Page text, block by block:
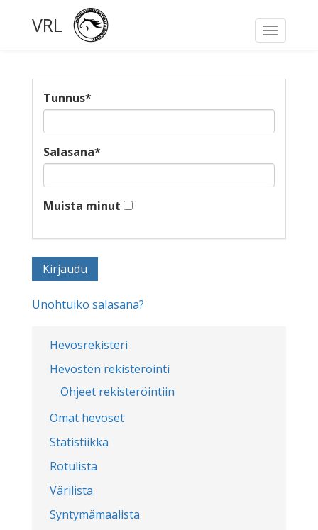
Toggle
VRL
Hevosrekisteri
Hevosten rekisteröinti
Ohjeet rekisteröintiin
Omat hevoset
Statistiikka
Rotulista
Värilista
Syntymämaalista
Tunnus*
Salasana*
Muista minut
Unohtuiko salasana?